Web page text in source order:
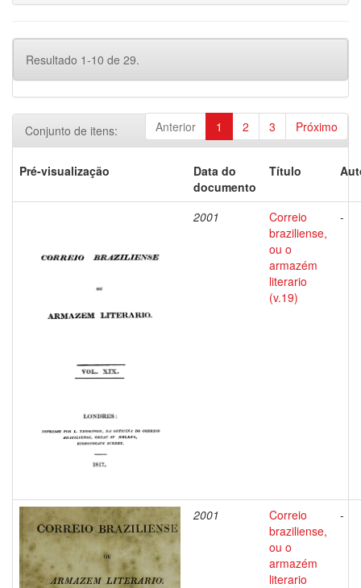
Resultado 1-10 de 29.
Anterior 1 2 3 Próximo
Conjunto de itens:
Pré-visualização
Data do
documento
Título
2001
Correio
braziliense,
ou o
armazém
literario
(v.19)
-
2001
Correio
braziliense,
ou o
armazém
literario
-